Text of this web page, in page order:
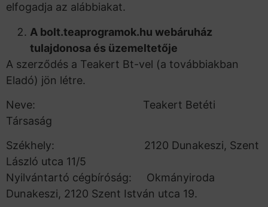
elfogadja az alábbiakat.
A bolt.teaprogramok.hu webáruház
tulajdonosa és üzemeltetője
A szerződés a Teakert Bt-vel (a továbbiakban
Eladó) jön létre.
Neve: Teakert Betéti
Társaság
Székhely: 2120 Dunakeszi, Szent
László utca 11/5
Nyilvántartó cégbíróság: Okmányiroda
Dunakeszi, 2120 Szent István utca 19.